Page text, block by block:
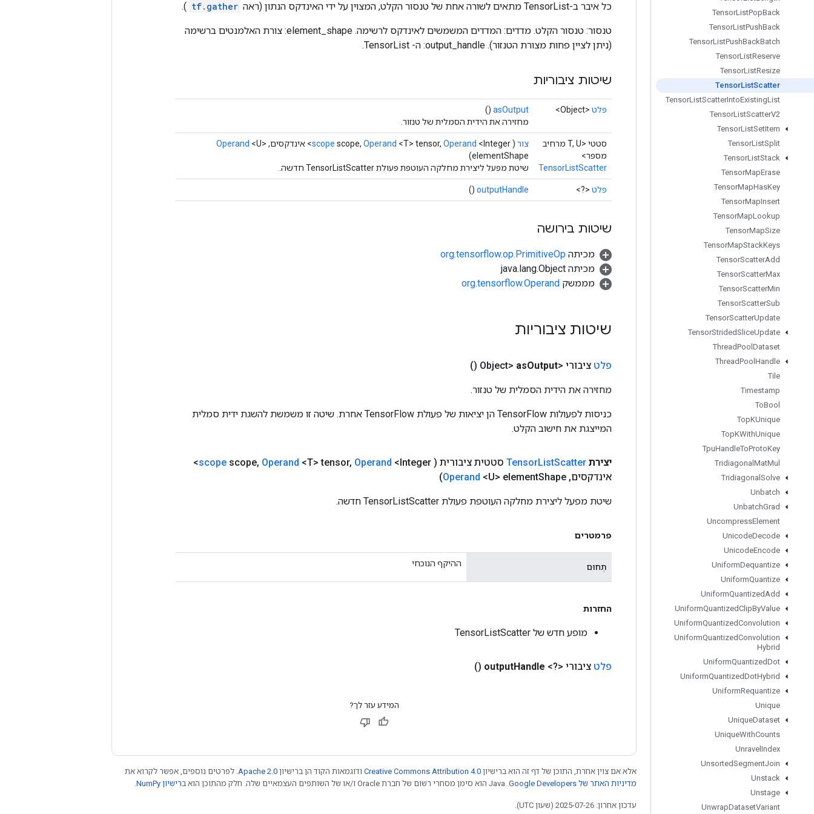
TensorListPopBack
TensorListPushBack
TensorListPushBackBatch
TensorListReserve
TensorListResize
TensorListScatter
TensorListScatterIntoExistingList
TensorListScatterV2
TensorListSetItem
TensorListSplit
TensorListStack
TensorMapErase
TensorMapHasKey
TensorMapInsert
TensorMapLookup
TensorMapSize
TensorMapStackKeys
TensorScatterAdd
TensorScatterMax
TensorScatterMin
TensorScatterSub
TensorScatterUpdate
TensorStridedSliceUpdate
ThreadPool Dataset
ThreadPool Handle
Tile
Timestamp
ToBool
TopKUnique
TopKWithUnique
TpuHandleToProtoKey
Tridiagonal MatMul
Tridiagonal Solve
Unbatch
UnbatchGrad
UncompressElement
UnicodeDecode
UnicodeEncode
UniformDequantize
UniformQuantize
UniformQuantizedAdd
UniformQuantizedClipByValue
UniformQuantizedConvolution
UniformQuantizedConvolution
Hybrid
UniformQuantizedDot
UniformQuantizedDotHybrid
UniformRequantize
Unique
UniqueDataset
UniqueWithCounts
Unravel Index
UnsortedSegmentJoin
Unstack
Unstage
UnwrapDatasetVariant
כל איבר ב-TensorList מתאים לשורה אחת של טנסור הקלט, המצוין על ידי האינדקס הנתון (ראה tf.gather
).
טנסור: טנסור הקלט. מדדים: המדדים המשמשים לאינדקס לרשימה. element_shape: צורת האלמנטים ברשימה
(ניתן לציין פחות מצורת הטנזור). output_handle: ה- TensorList.
שיטות ציבוריות
פלט <Object>
asOutput
()
מחזירה את הידית הסמלית של טנזור.
סטטי <T, U מרחיב
מספר>
TensorListScatter
צור (
scope scope, Operand <T> tensor, Operand <Integer> אינדקסים, Operand <U>
elementShape)
שיטת מפעל ליצירת מחלקה העוטפת פעולת TensorListScatter חדשה.
פלט <?>
outputHandle
()
שיטות בירושה
מכיתה org.tensorflow.op.PrimitiveOp
מכיתה java.lang.Object
מממשק org.tensorflow.Operand
שיטות ציבוריות
פלט ציבורי <Object> asOutput
()
מחזירה את הידית הסמלית של טנזור.
כניסות לפעולות TensorFlow הן יציאות של פעולת TensorFlow אחרת. שיטה זו משמשת להשגת ידית סמלית
המייצגת את חישוב הקלט.
יצירת TensorListScatter סטטית ציבורית (
scope scope, Operand <T> tensor, Operand
<Integer>
אינדקסים,
Operand <U> elementShape)
שיטת מפעל ליצירת מחלקה העוטפת פעולת TensorListScatter חדשה.
פרמטרים
תְחוּם ההיקף הנוכחי
החזרות
מופע חדש של TensorListScatter
פלט ציבורי <?> outputHandle
()
המידע עזר לך?
אלא אם צוין אחרת, התוכן של דף זה הוא ברישיון Creative Commons Attribution 4.0 ודוגמאות הקוד הן ברישיון Apache 2.0 . לפרטים נוספים, אפשר לקרוא את
מדיניות האתר של Google Developers‏
רישיון NumPy‏
עדכון אחרון: 2025-07-26 (שעון UTC).